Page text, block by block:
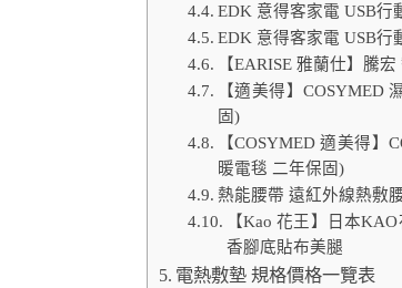
EDK 意得客家電 USB行
EDK 意得客家電 USB行
【EARISE 雅蘭仕】騰
【適美得】COSYMED
固)
【COSYMED 適美得
暖電毯 二年保固)
熱能腰帶 遠紅外線熱敷
【Kao 花王】日本
香腳底貼布美腿
電熱敷墊 規格價格一覽表